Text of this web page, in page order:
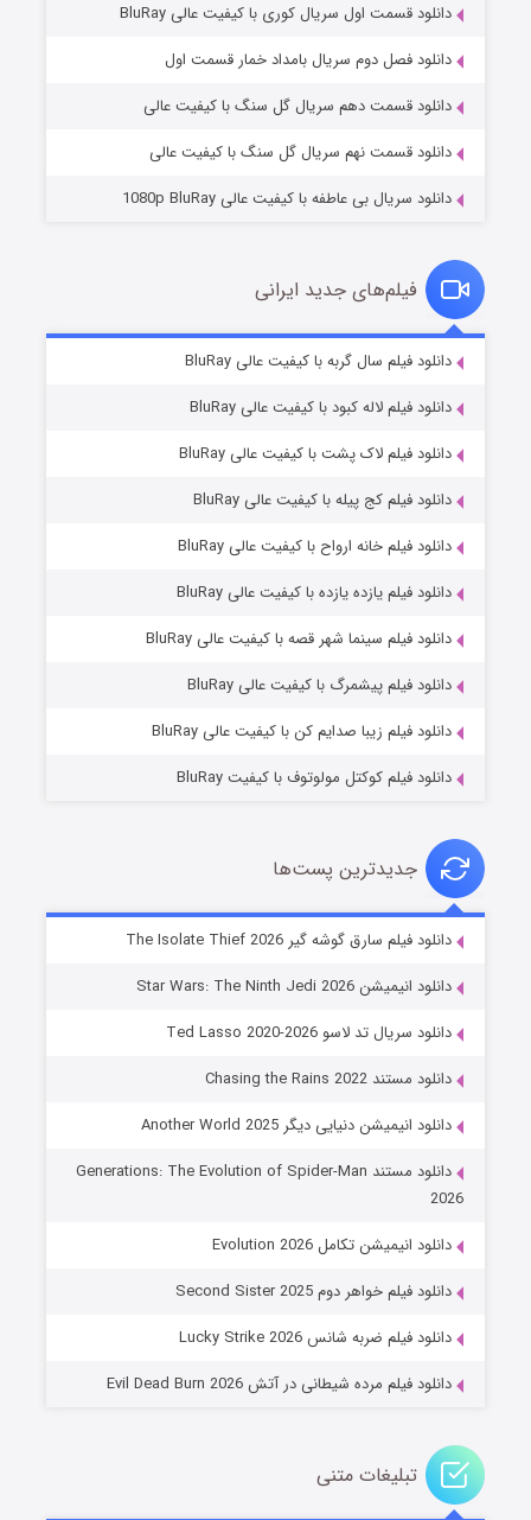
مردگان متحرک: شهر مرده ۳
قسمت2 (زیرنویس) منتشر شد
قسمت7 (زیرنویس) منتشر شد
خاندان اژدها فصل ۳
6 (زیرنویس)
جادوگری در مغولستان
دانلود قسمت اول سریال کوری با کیفیت عالی BluRay
دانلود فصل دوم سریال بامداد خمار قسمت اول
دانلود قسمت دهم سریال گل سنگ با کیفیت عالی
دانلود قسمت نهم سریال گل سنگ با کیفیت عالی
دانلود سریال بی عاطفه با کیفیت عالی 1080p BluRay
فیلم‌های جدید ایرانی
دانلود فیلم سال گربه با کیفیت عالی BluRay
دانلود فیلم لاله کبود با کیفیت عالی BluRay
دانلود فیلم لاک پشت با کیفیت عالی BluRay
دانلود فیلم کج‌ پیله با کیفیت عالی BluRay
دانلود فیلم خانه ارواح با کیفیت عالی BluRay
دانلود فیلم یازده یازده با کیفیت عالی BluRay
دانلود فیلم سینما شهر قصه با کیفیت عالی BluRay
دانلود فیلم پیشمرگ با کیفیت عالی BluRay
دانلود فیلم زیبا صدایم کن با کیفیت عالی BluRay
دانلود فیلم کوکتل مولوتوف با کیفیت BluRay
جدیدترین پست‌ها
دانلود فیلم سارق گوشه گیر The Isolate Thief 2026
دانلود انیمیشن Star Wars: The Ninth Jedi 2026
دانلود سریال تد لاسو Ted Lasso 2020-2026
دانلود مستند Chasing the Rains 2022
دانلود انیمیشن دنیایی دیگر Another World 2025
دانلود مستند Generations: The Evolution of Spider-Man
2026
دانلود انیمیشن تکامل Evolution 2026
دانلود فیلم خواهر دوم Second Sister 2025
دانلود فیلم ضربه شانس Lucky Strike 2026
دانلود فیلم مرده شیطانی در آتش Evil Dead Burn 2026
تبلیغات متنی